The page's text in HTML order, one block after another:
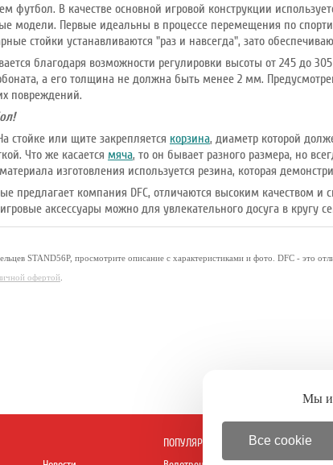
футбол. В качестве основной игровой конструкции
модели. Первые идеальны в процессе перемещения по
стойки устанавливаются "раз и навсегда", зато
благодаря возможности регулировки высоты от 245 до
а его толщина не должна быть менее 2 мм.
повреждений.
стойке или щите закрепляется корзина, диаметр которой
Что же касается мяча, то он бывает разного размера, но
изготовления используется резина, которая
предлагает компания DFC, отличаются высоким качеством
аксессуары можно для увлекательного досуга в кругу
STAND56P, просмотрите описание с характеристиками и фото. DFC - это
офертой
ПОПУЛЯРНОЕ
Мы
Все cookie